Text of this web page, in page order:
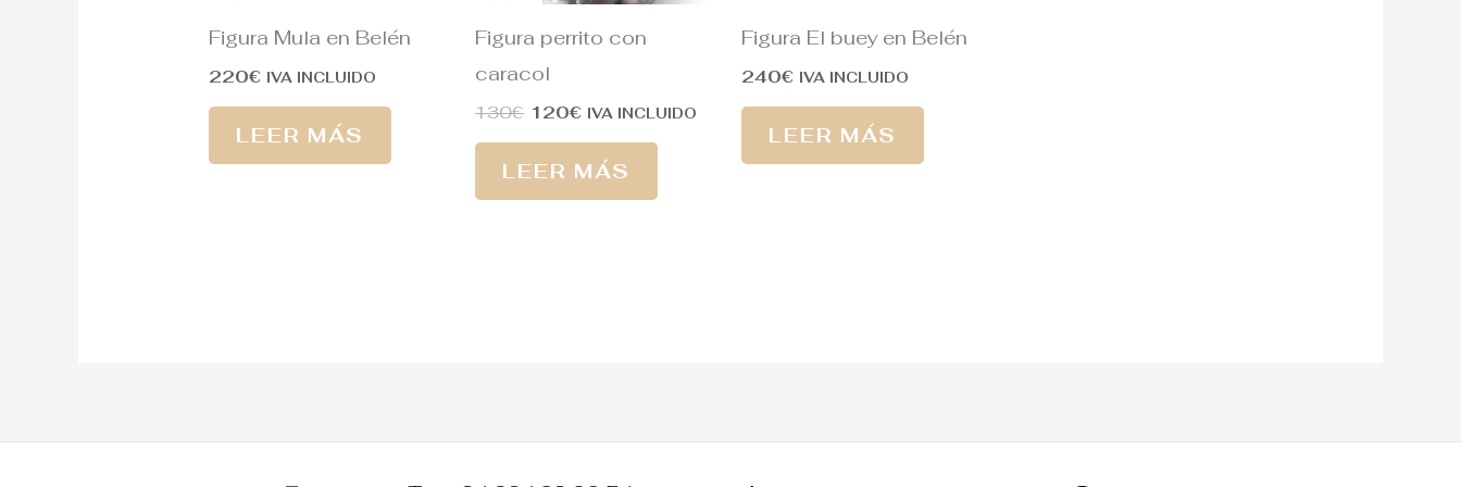
Figura Mula en Belén
220€ IVA INCLUIDO
LEER MÁS
Figura perrito con
caracol
130€ 120€ IVA INCLUIDO
LEER MÁS
Figura El buey en Belén
240€ IVA INCLUIDO
LEER MÁS